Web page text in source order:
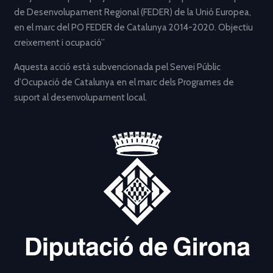
de Desenvolupament Regional (FEDER) de la Unió Europea,
en el marc del PO FEDER de Catalunya 2014-2020. Objectiu
creixement i ocupació”
Aquesta acció està subvencionada pel Servei Públic
d’Ocupació de Catalunya en el marc dels Programes de
suport al desenvolupament local.